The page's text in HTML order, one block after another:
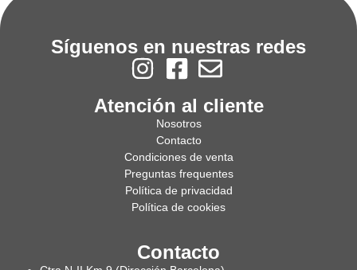
Síguenos en nuestras redes
Atención al cliente
Nosotros
Contacto
Condiciones de venta
Preguntas frequentes
Política de privacidad
Política de cookies
Contacto